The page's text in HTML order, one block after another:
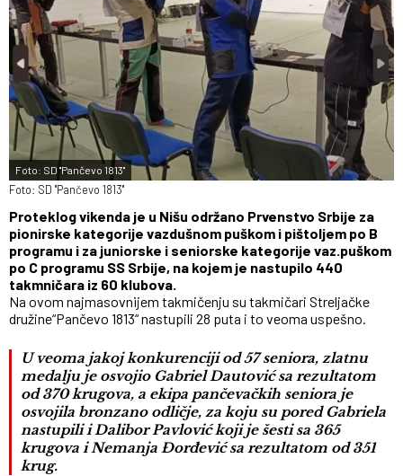
Foto: SD ''Pančevo 1813''
Foto: SD ''Pančevo 1813''
Proteklog vikenda je u Nišu održano Prvenstvo Srbije za
pionirske kategorije vazdušnom puškom i pištoljem po B
programu i za juniorske i seniorske kategorije vaz.puškom
po C programu SS Srbije, na kojem je nastupilo 440
takmničara iz 60 klubova.
Na ovom najmasovnijem takmičenju su takmičari Streljačke
družine“Pančevo 1813“ nastupili 28 puta i to veoma uspešno.
U veoma jakoj konkurenciji od 57 seniora, zlatnu
medalju je osvojio Gabriel Dautović sa rezultatom
od 370 krugova, a ekipa pančevačkih seniora je
osvojila bronzano odličje, za koju su pored Gabriela
nastupili i Dalibor Pavlović koji je šesti sa 365
krugova i Nemanja Đorđević sa rezultatom od 351
krug.